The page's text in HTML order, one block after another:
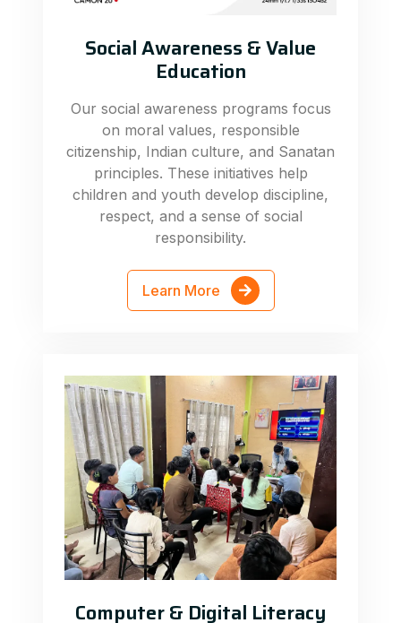
Social Awareness & Value
Education
Our social awareness programs focus
on moral values, responsible
citizenship, Indian culture, and Sanatan
principles. These initiatives help
children and youth develop discipline,
respect, and a sense of social
responsibility.
Learn More
Computer & Digital Literacy